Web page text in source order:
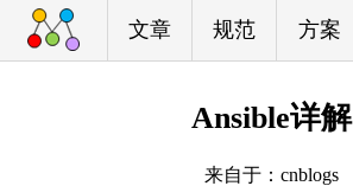
文章 规范 方案
Ansible详解
来自于：cnblogs